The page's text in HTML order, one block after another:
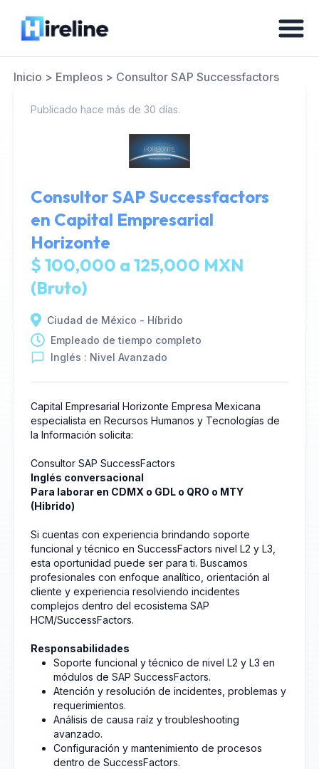
Inicio > Empleos> Consultor SAP Successfactors
Publicado hace más de 30 días.
Consultor SAP Successfactors
en Capital Empresarial
Horizonte
$ 100,000 a 125,000 MXN
(Bruto)
Ciudad de México - Híbrido
Empleado de tiempo completo
Inglés : Nivel Avanzado
Capital Empresarial Horizonte Empresa Mexicana
especialista en Recursos Humanos y Tecnologías de
la Información solicita:
Consultor SAP SuccessFactors
Inglés conversacional
Para laborar en CDMX o GDL o QRO o MTY
(Hibrido)
Si cuentas con experiencia brindando soporte
funcional y técnico en SuccessFactors nivel L2 y L3,
esta oportunidad puede ser para ti. Buscamos
profesionales con enfoque analítico, orientación al
cliente y experiencia resolviendo incidentes
complejos dentro del ecosistema SAP
HCM/SuccessFactors.
Responsabilidades
Soporte funcional y técnico de nivel L2 y L3 en
módulos de SAP SuccessFactors.
Atención y resolución de incidentes, problemas y
requerimientos.
Análisis de causa raíz y troubleshooting
avanzado.
Configuración y mantenimiento de procesos
dentro de SuccessFactors.